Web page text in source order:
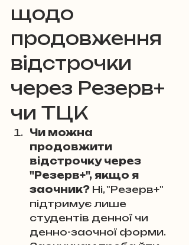
щодо
продовження
відстрочки
через Резерв+
чи ТЦК
Чи можна
продовжити
відстрочку через
"Резерв+", якщо я
заочник? Ні, "Резерв+"
підтримує лише
студентів денної чи
денно-заочної форми.